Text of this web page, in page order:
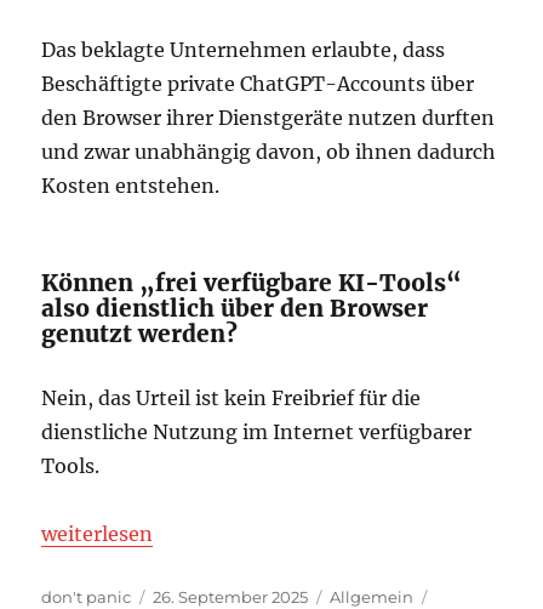
Das beklagte Unternehmen erlaubte, dass
Beschäftigte private ChatGPT-Accounts über
den Browser ihrer Dienstgeräte nutzen durften
und zwar unabhängig davon, ob ihnen dadurch
Kosten entstehen.
Können „frei verfügbare KI-Tools“
also dienstlich über den Browser
genutzt werden?
Nein, das Urteil ist kein Freibrief für die
dienstliche Nutzung im Internet verfügbarer
Tools.
„ChatGPT und das Hamburger
weiterlesen
Autor
don't panic
Veröffentlicht
26. September 2025 Kategorien
Allgemein